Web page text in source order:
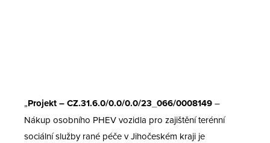
„Projekt – CZ.31.6.0/0.0/0.0/23_066/0008149–
Nákup osobního PHEV vozidla pro zajištění terénní
sociální služby rané péče v Jihočeském kraji je